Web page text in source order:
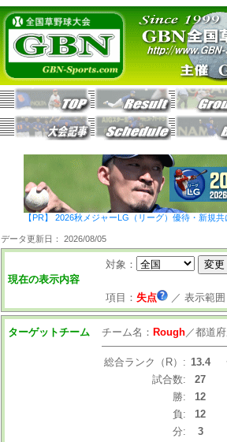
【PR】 2026秋メジャーLG（リーグ）優待・新規
データ更新日： 2026/08/05
現在の表示内容
対象：
項目： 失点 ／ 表示範囲
ターゲットチーム チーム名： Rough／都道
総合ランク（R）: 13.4
試合数:
27
勝:
12
負:
12
分:
3